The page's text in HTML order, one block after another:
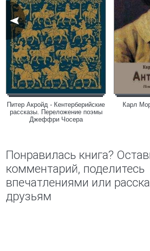
Питер Акройд - Кентерберийские
рассказы. Переложение поэмы
Джеффри Чосера
Карл
Понравилась книга?
комментарий, поделитесь
впечатлениями или
друзьям